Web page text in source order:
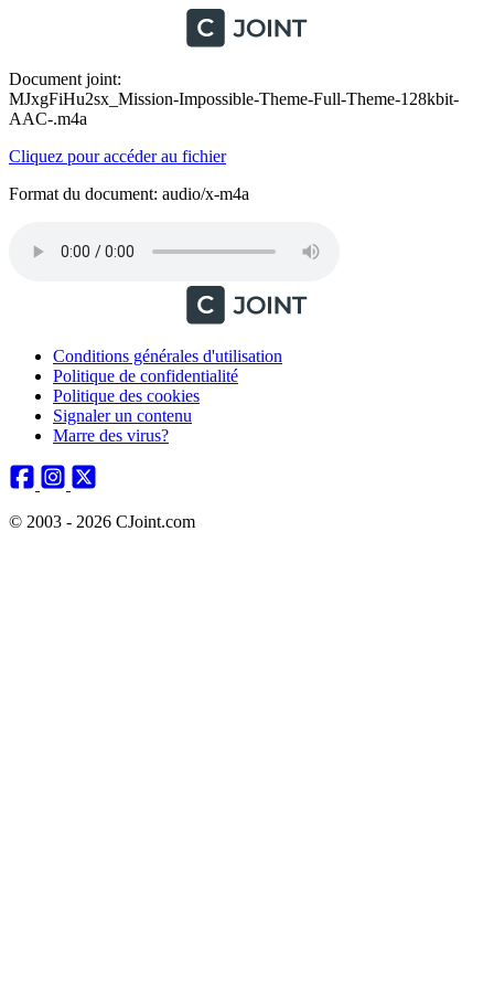
Document joint:
MJxgFiHu2sx_Mission-Impossible-Theme-Full-Theme-128kbit-
AAC-.m4a
Cliquez pour accéder au fichier
Format du document: audio/x-m4a
Conditions générales d'utilisation
Politique de confidentialité
Politique des cookies
Signaler un contenu
Marre des virus?
© 2003 - 2026 CJoint.com